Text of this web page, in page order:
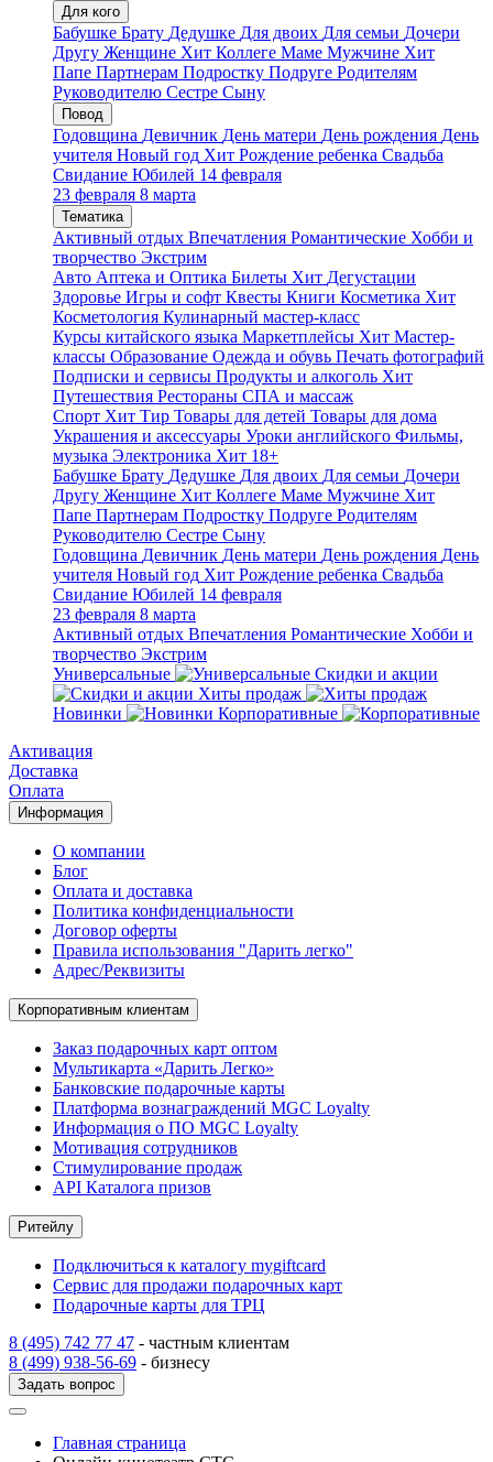
Для кого
Бабушке Брату Дедушке Для двоих Для семьи Дочери
Другу Женщине Хит Коллеге Маме Мужчине Хит
Папе Партнерам Подростку Подруге Родителям
Руководителю Сестре Сыну
Повод
Годовщина Девичник День матери День рождения День
учителя Новый год Хит Рождение ребенка Свадьба
Свидание Юбилей 14 февраля
23 февраля 8 марта
Тематика
Активный отдых Впечатления Романтические Хобби и
творчество Экстрим
Авто Аптека и Оптика Билеты Хит Дегустации
Здоровье Игры и софт Квесты Книги Косметика Хит
Косметология Кулинарный мастер-класс
Курсы китайского языка Маркетплейсы Хит Мастер-
классы Образование Одежда и обувь Печать фотографий
Подписки и сервисы Продукты и алкоголь Хит
Путешествия Рестораны СПА и массаж
Спорт Хит Тир Товары для детей Товары для дома
Украшения и аксессуары Уроки английского Фильмы,
музыка Электроника Хит 18+
Бабушке Брату Дедушке Для двоих Для семьи Дочери
Другу Женщине Хит Коллеге Маме Мужчине Хит
Папе Партнерам Подростку Подруге Родителям
Руководителю Сестре Сыну
Годовщина Девичник День матери День рождения День
учителя Новый год Хит Рождение ребенка Свадьба
Свидание Юбилей 14 февраля
23 февраля 8 марта
Активный отдых Впечатления Романтические Хобби и
творчество Экстрим
Универсальные
Скидки и акции
Хиты продаж
Новинки
Корпоративные
Активация
Доставка
Оплата
Информация
О компании
Блог
Оплата и доставка
Политика конфиденциальности
Договор оферты
Правила использования "Дарить легко"
Адрес/Реквизиты
Корпоративным клиентам
Заказ подарочных карт оптом
Мультикарта «Дарить Легко»
Банковские подарочные карты
Платформа вознаграждений MGC Loyalty
Информация о ПО MGC Loyalty
Мотивация сотрудников
Стимулирование продаж
API Каталога призов
Ритейлу
Подключиться к каталогу mygiftcard
Сервис для продажи подарочных карт
Подарочные карты для ТРЦ
8 (495) 742 77 47 - частным клиентам
8 (499) 938-56-69 - бизнесу
Задать вопрос
Главная страница